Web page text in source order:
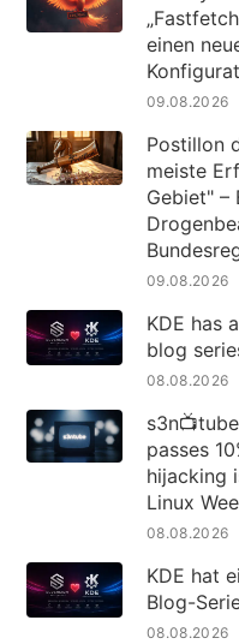
einen
09.08.2026
Postillon
meiste
Gebiet" –
09.08.2026
KDE has
blog
08.08.2026
passes
hijacking
Linux
08.08.2026
KDE hat
Blog-
08.08.2026